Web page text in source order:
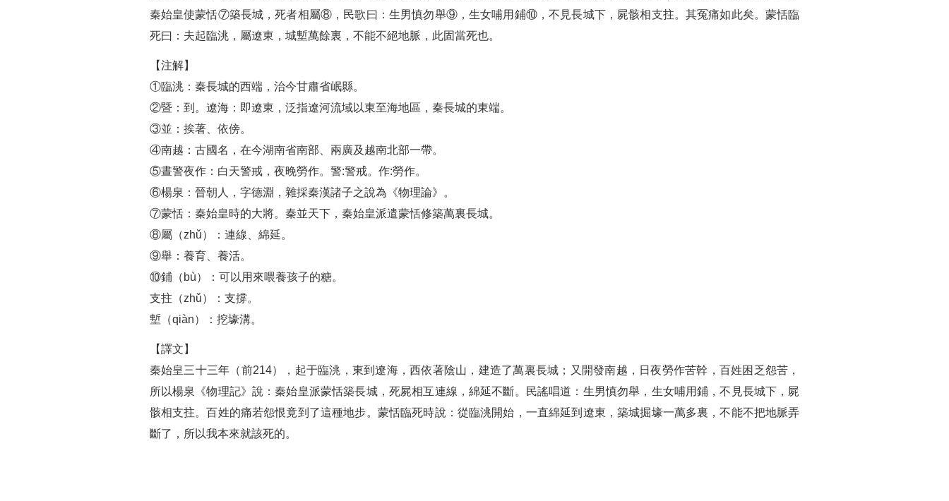
秦始皇使蒙恬⑦築長城，死者相屬⑧，民歌曰：生男慎勿舉⑨，生女哺用鋪⑩，不見長城下，屍骸相支拄。其冤痛如此矣。蒙恬臨
死曰：夫起臨洮，屬遼東，城塹萬餘裏，不能不絕地脈，此固當死也。
【注解】
①臨洮：秦長城的西端，治今甘肅省岷縣。
②暨：到。遼海：即遼東，泛指遼河流域以東至海地區，秦長城的東端。
③並：挨著、依傍。
④南越：古國名，在今湖南省南部、兩廣及越南北部一帶。
⑤晝警夜作：白天警戒，夜晚勞作。警:警戒。作:勞作。
⑥楊泉：晉朝人，字德淵，雜採秦漢諸子之說為《物理論》。
⑦蒙恬：秦始皇時的大將。秦並天下，秦始皇派遣蒙恬修築萬裏長城。
⑧屬（zhǔ）：連線、綿延。
⑨舉：養育、養活。
⑩鋪（bù）：可以用來喂養孩子的糖。
支拄（zhǔ）：支撐。
塹（qiàn）：挖壕溝。
【譯文】
秦始皇三十三年（前214），起于臨洮，東到遼海，西依著陰山，建造了萬裏長城；又開發南越，日夜勞作苦幹，百姓困乏怨苦，
所以楊泉《物理記》說：秦始皇派蒙恬築長城，死屍相互連線，綿延不斷。民謠唱道：生男慎勿舉，生女哺用鋪，不見長城下，屍
骸相支拄。百姓的痛若怨恨竟到了這種地步。蒙恬臨死時說：從臨洮開始，一直綿延到遼東，築城掘壕一萬多裏，不能不把地脈弄
斷了，所以我本來就該死的。